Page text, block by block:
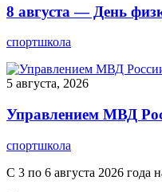
8 августа — День
спортшкола
5 августа, 2026
Управлением МВД
спортшкола
С 3 по 6 августа 2026 года